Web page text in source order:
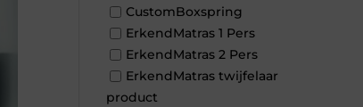
CustomBoxspring
ErkendMatras 1 Pers
ErkendMatras 2 Pers
ErkendMatras twijfelaar
product